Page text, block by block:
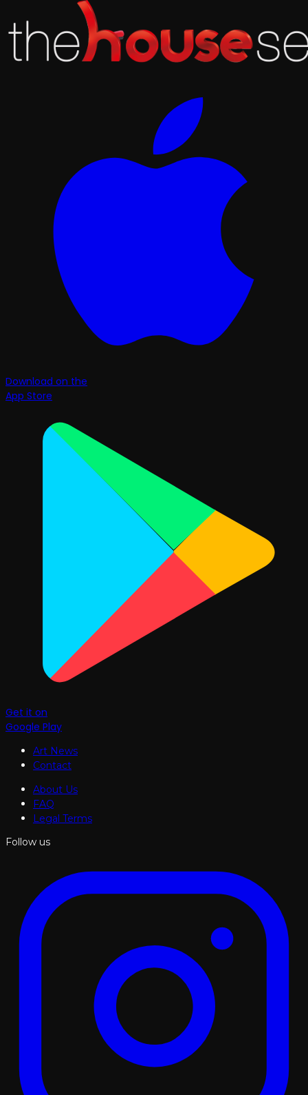
Download on the
App Store
Get it on
Google Play
Art News
Contact
About Us
FAQ
Legal Terms
Follow us